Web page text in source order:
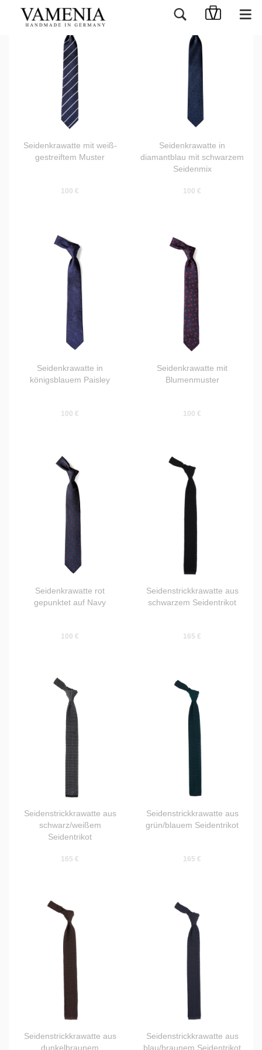
Seidenkrawatte mit weiß-
gestreiftem Muster
100 €
Seidenkrawatte in
diamantblau mit schwarzem
Seidenmix
100 €
Seidenkrawatte in
königsblauem Paisley
100 €
Seidenkrawatte mit
Blumenmuster
100 €
Seidenkrawatte rot
gepunktet auf Navy
100 €
Seidenstrickkrawatte aus
schwarzem Seidentrikot
165 €
Seidenstrickkrawatte aus
schwarz/weißem
Seidentrikot
165 €
Seidenstrickkrawatte aus
grün/blauem Seidentrikot
165 €
Seidenstrickkrawatte aus
dunkelbraunem
Seidenstrickkrawatte aus
blau/braunem Seidentrikot